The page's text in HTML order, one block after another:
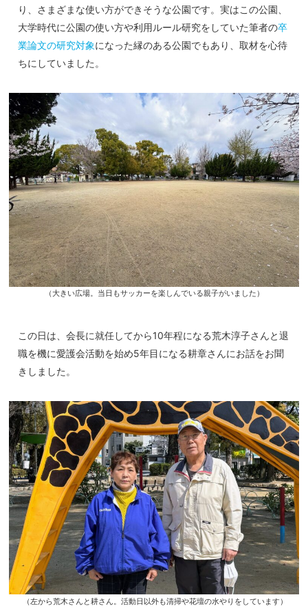
り、さまざまな使い方ができそうな公園です。実はこの公園、
大学時代に公園の使い方や利用ルール研究をしていた筆者の卒
業論文の研究対象になった縁のある公園でもあり、取材を心待
ちにしていました。
（大きい広場。当日もサッカーを楽しんでいる親子がいました）
この日は、会長に就任してから10年程になる荒木淳子さんと退
職を機に愛護会活動を始め5年目になる耕章さんにお話をお聞
きしました。
（左から荒木さんと耕さん。活動日以外も清掃や花壇の水やりをしています）